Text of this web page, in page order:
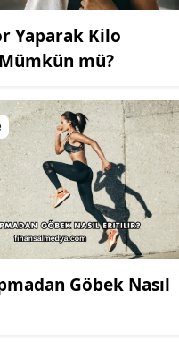
Yaparak Kilo
mü?
Göbek Nasıl